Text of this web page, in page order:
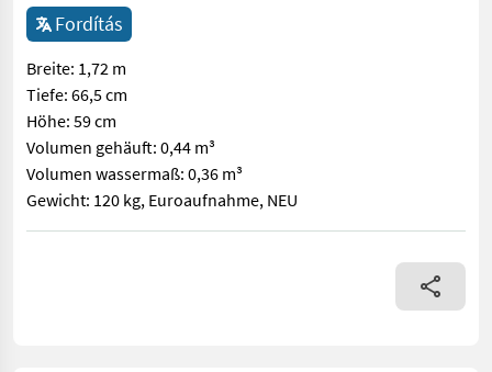
Fordítás
Breite: 1,72 m
Tiefe: 66,5 cm
Höhe: 59 cm
Volumen gehäuft: 0,44 m³
Volumen wassermaß: 0,36 m³
Gewicht: 120 kg, Euroaufnahme, NEU
Breite: 1,72 m Tiefe: 66,5 cm Höhe: 59 cm Volumen gehäuft: